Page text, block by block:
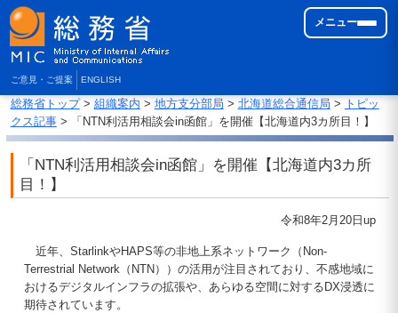
ご意見・ご提案 ENGLISH
メニュー
総務省トップ> 組織案内 > 地方支分部局 > 北海道総合通信局 > トピッ
クス記事> 「NTN利活用相談会in函館」を開催【北海道内3カ所目！】
「NTN利活用相談会in函館」を開催【北海道内3カ所
目！】
令和8年2月20日up
近年、StarlinkやHAPS等の非地上系ネットワーク（Non-
Terrestrial Network（NTN））の活用が注目されており、不感地域に
おけるデジタルインフラの拡張や、あらゆる空間に対するDX浸透に
期待されています。